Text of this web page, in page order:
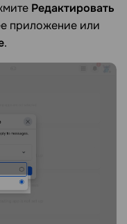
Редактировать
приложение или
.